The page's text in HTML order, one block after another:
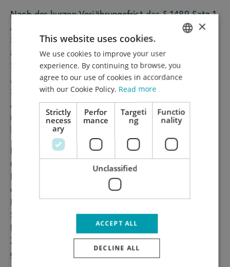
Nach der kurzen Verjährungsfrist des § 1489 Satz 1
ABGB kommt es zu einer Verjährung von
Schadenersatzansprüchen innerhalb von 3 Jahren
ab Kenntnis von Schaden und Schädiger. § 1489
Satz 2 ABGB regelt aber auch eine sogenannte
„Verjährungshöchstfrist“ von 30 Jahren.
Schadenersatzansprüche verjähren sohin nach
Ablauf von 30 Jahren, und zwar auch dann, wenn
man von Schaden und Schädiger keine Kenntnis
hat(te).
Neben den Bestimmungen des § 1489 ABGB gibt es
unter anderem für Bestandverhältnisse (Miete,
Pacht) verjährungsrechtliche Spezialnormen. Eine
dieser Spezialnormen ist § 1111 ABGB, wonach der
Bestandgeber verpflichtet ist, seine
Schadenersatzansprüche gegen den
Bestandnehmer binnen einem Jahr ab
Zurückstellung des Bestandgegenstands gerichtlich
geltend zu machen.
×
This website uses cookies.
We use cookies to improve your user
experience. By continuing to browse, you
agree to our use of cookies in accordance
with our Cookie Policy. Read more
Strictly
necess
ary
Perfor
mance
Targeti
ng
Functio
nality
Unclassified
ACCEPT ALL
DECLINE ALL